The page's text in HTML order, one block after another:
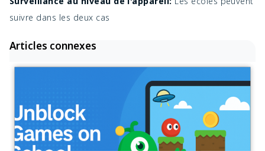
suivre dans les deux cas
Articles connexes